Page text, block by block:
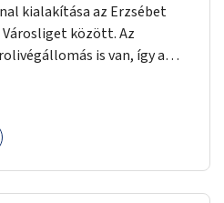
kialakítása az Erzsébet
Városliget között. Az
is van, így a
is. Az útvonal
a Hungária körúton, majd a